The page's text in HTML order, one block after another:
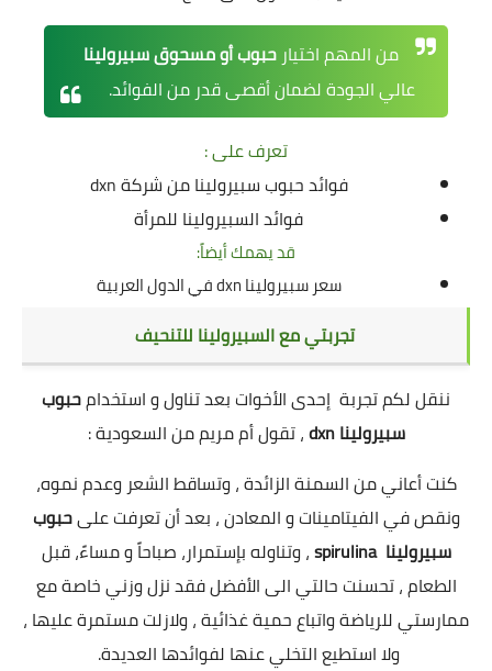
من المهم اختيارحبوب أو مسحوق سبيرولينا
عالي الجودة لضمان أقصى قدر من الفوائد.
تعرف على :
فوائد حبوب سبيرولينا من شركة dxn
فوائد السبيرولينا للمرأة
قد يهمك أيضاً:
سعر سبيرولينا dxn في الدول العربية
تجربتي مع السبيرولينا للتنحيف
ننقل لكم تجربة إحدى الأخوات بعد تناول و استخدامحبوب
سبيرولينا dxn
، تقول أم مريم من السعودية :
كنت أعاني من السمنة الزائدة ، وتساقط الشعر وعدم نموه،
ونقص في الفيتامينات و المعادن ، بعد أن تعرفت علىحبوب
سبيرولينا spirulina
، وتناوله بإستمرار، صباحاً و مساءً، قبل
الطعام ، تحسنت حالتي الى الأفضل فقد نزل وزني خاصة مع
ممارستي للرياضة واتباع حمية غذائية ، ولازلت مستمرة عليها ،
ولا استطيع التخلي عنها لفوائدها العديدة.